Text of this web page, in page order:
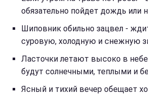
обязательно пойдет дождь или
Шиповник обильно зацвел -
суровую, холодную и снежную
Ласточки летают высоко в
будут солнечными, теплыми и
Ясный и тихий вечер обещает